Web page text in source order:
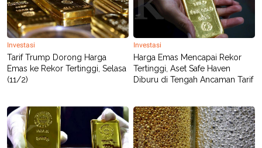
SITEMAPPROFILETERM
USE
PEDOMAN
PEMBERITAAN
POLICY
Investasi
Tarif Trump Dorong Harga
Emas ke Rekor Tertinggi, Selasa
(11/2)
Investasi
Harga Emas Mencapai Rekor
Tertinggi, Aset Safe Haven
Diburu di Tengah Ancaman Tarif